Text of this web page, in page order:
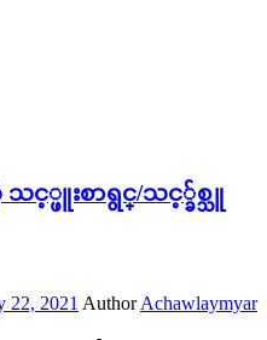
င့္ဖူးစာရွင္/သင့္ခ်စ္သူ
22, 2021 Author Achawlaymyar